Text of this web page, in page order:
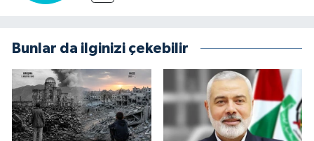
Bunlar da ilginizi çekebilir